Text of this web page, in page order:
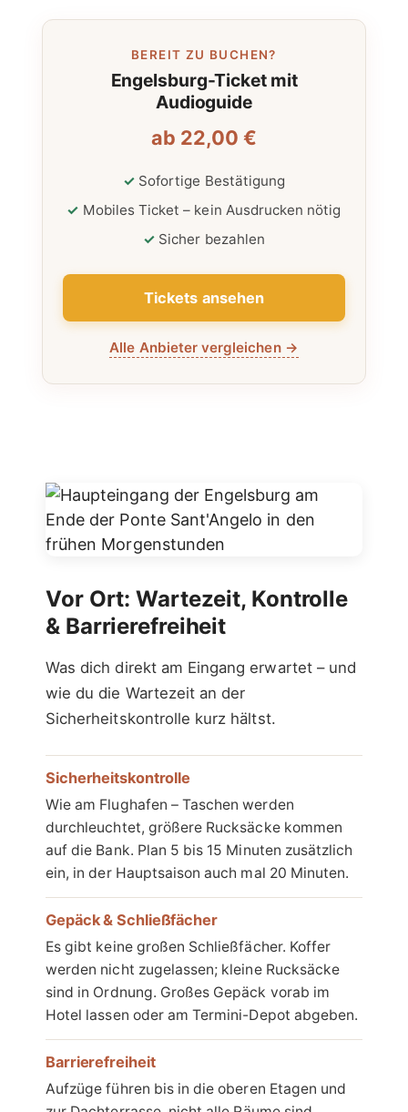
BEREIT ZU BUCHEN?
Engelsburg-Ticket mit
Audioguide
ab 22,00 €
Sofortige Bestätigung
Mobiles Ticket – kein Ausdrucken nötig
Sicher bezahlen
Tickets ansehen
Alle Anbieter vergleichen →
Vor Ort: Wartezeit, Kontrolle
& Barrierefreiheit
Was dich direkt am Eingang erwartet – und
wie du die Wartezeit an der
Sicherheitskontrolle kurz hältst.
Sicherheitskontrolle
Wie am Flughafen – Taschen werden
durchleuchtet, größere Rucksäcke kommen
auf die Bank. Plan 5 bis 15 Minuten zusätzlich
ein, in der Hauptsaison auch mal 20 Minuten.
Gepäck & Schließfächer
Es gibt keine großen Schließfächer. Koffer
werden nicht zugelassen; kleine Rucksäcke
sind in Ordnung. Großes Gepäck vorab im
Hotel lassen oder am Termini-Depot abgeben.
Barrierefreiheit
Aufzüge führen bis in die oberen Etagen und